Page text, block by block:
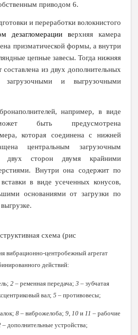
приводом 6.
и переработки волокнистого
дезагломерации верхняя камера
призматической формы, а внутри
цепные завесы. Тогда нижняя
составлена из двух дополнительных
и выгрузочными
например, в виде
быть предусмотрена
которая соединена с нижней
центральным загрузочным
сторон двумя крайними
Внутри она содержит по
в виде усеченных конусов,
основаниями от загрузки по
вибрационно-центробежный агрегат
действий:
2 – ременная передача; 3 –зубчатая
вал; 5 – противовесы;
8– виброжелоба; 9, 10и 11 – рабочие
– дополнительные устройства;